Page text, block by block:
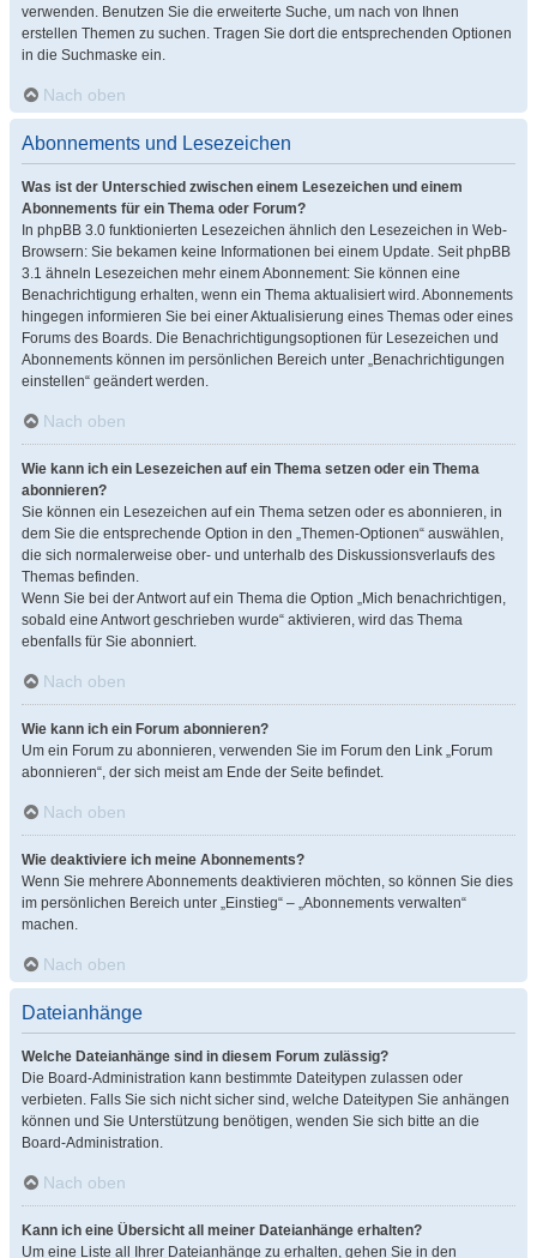
verwenden. Benutzen Sie die erweiterte Suche, um nach von Ihnen
erstellen Themen zu suchen. Tragen Sie dort die entsprechenden Optionen
in die Suchmaske ein.
Nach oben
Abonnements und Lesezeichen
Was ist der Unterschied zwischen einem Lesezeichen und einem
Abonnements für ein Thema oder Forum?
In phpBB 3.0 funktionierten Lesezeichen ähnlich den Lesezeichen in Web-
Browsern: Sie bekamen keine Informationen bei einem Update. Seit phpBB
3.1 ähneln Lesezeichen mehr einem Abonnement: Sie können eine
Benachrichtigung erhalten, wenn ein Thema aktualisiert wird. Abonnements
hingegen informieren Sie bei einer Aktualisierung eines Themas oder eines
Forums des Boards. Die Benachrichtigungsoptionen für Lesezeichen und
Abonnements können im persönlichen Bereich unter „Benachrichtigungen
einstellen“ geändert werden.
Nach oben
Wie kann ich ein Lesezeichen auf ein Thema setzen oder ein Thema
abonnieren?
Sie können ein Lesezeichen auf ein Thema setzen oder es abonnieren, in
dem Sie die entsprechende Option in den „Themen-Optionen“ auswählen,
die sich normalerweise ober- und unterhalb des Diskussionsverlaufs des
Themas befinden.
Wenn Sie bei der Antwort auf ein Thema die Option „Mich benachrichtigen,
sobald eine Antwort geschrieben wurde“ aktivieren, wird das Thema
ebenfalls für Sie abonniert.
Nach oben
Wie kann ich ein Forum abonnieren?
Um ein Forum zu abonnieren, verwenden Sie im Forum den Link „Forum
abonnieren“, der sich meist am Ende der Seite befindet.
Nach oben
Wie deaktiviere ich meine Abonnements?
Wenn Sie mehrere Abonnements deaktivieren möchten, so können Sie dies
im persönlichen Bereich unter „Einstieg“ – „Abonnements verwalten“
machen.
Nach oben
Dateianhänge
Welche Dateianhänge sind in diesem Forum zulässig?
Die Board-Administration kann bestimmte Dateitypen zulassen oder
verbieten. Falls Sie sich nicht sicher sind, welche Dateitypen Sie anhängen
können und Sie Unterstützung benötigen, wenden Sie sich bitte an die
Board-Administration.
Nach oben
Kann ich eine Übersicht all meiner Dateianhänge erhalten?
Um eine Liste all Ihrer Dateianhänge zu erhalten, gehen Sie in den